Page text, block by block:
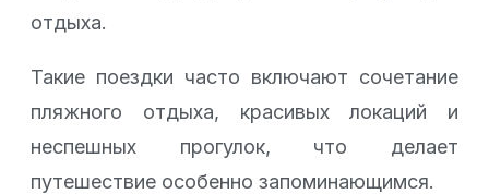
отдыха.
Такие поездки часто включают сочетание
пляжного отдыха, красивых локаций и
неспешных прогулок, что делает
путешествие особенно запоминающимся.